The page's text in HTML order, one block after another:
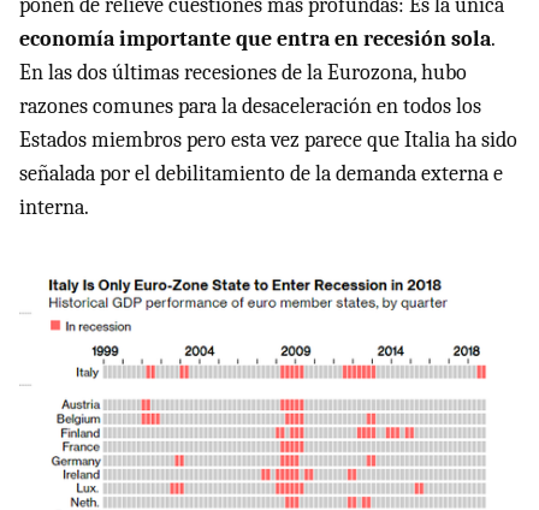
ponen de relieve cuestiones más profundas: Es la única
economía importante que entra en recesión sola.
En las dos últimas recesiones de la Eurozona, hubo
razones comunes para la desaceleración en todos los
Estados miembros pero esta vez parece que Italia ha sido
señalada por el debilitamiento de la demanda externa e
interna.